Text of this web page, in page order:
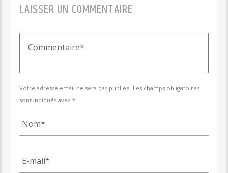
LAISSER UN COMMENTAIRE
Votre adresse email ne sera pas publiée. Les champs obligatoires
sont indiqués avec *